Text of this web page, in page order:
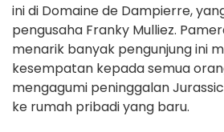
ini di Domaine de Dampierre,
pengusaha Franky Mulliez.
menarik banyak pengunjung ini
kesempatan kepada semua
mengagumi peninggalan
ke rumah pribadi yang baru.